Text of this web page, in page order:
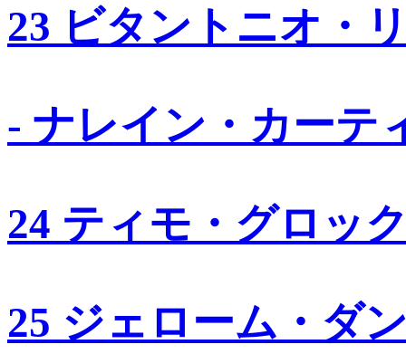
23 ビタントニオ・
- ナレイン・カーテ
24 ティモ・グロッ
25 ジェローム・ダ